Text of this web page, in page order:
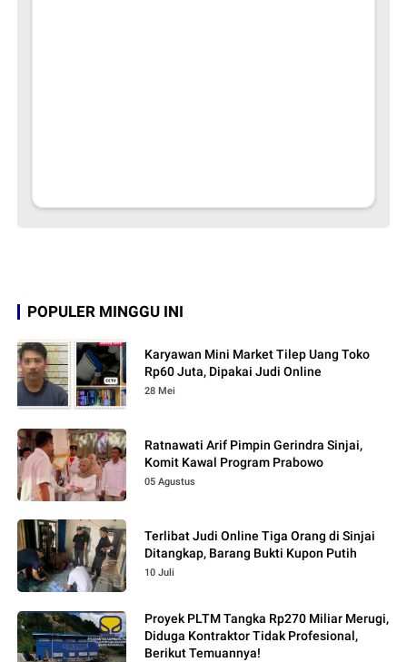
POPULER MINGGU INI
Karyawan Mini Market Tilep Uang Toko
Rp60 Juta, Dipakai Judi Online
28 Mei
Ratnawati Arif Pimpin Gerindra Sinjai,
Komit Kawal Program Prabowo
05 Agustus
Terlibat Judi Online Tiga Orang di Sinjai
Ditangkap, Barang Bukti Kupon Putih
10 Juli
Proyek PLTM Tangka Rp270 Miliar Merugi,
Diduga Kontraktor Tidak Profesional,
Berikut Temuannya!